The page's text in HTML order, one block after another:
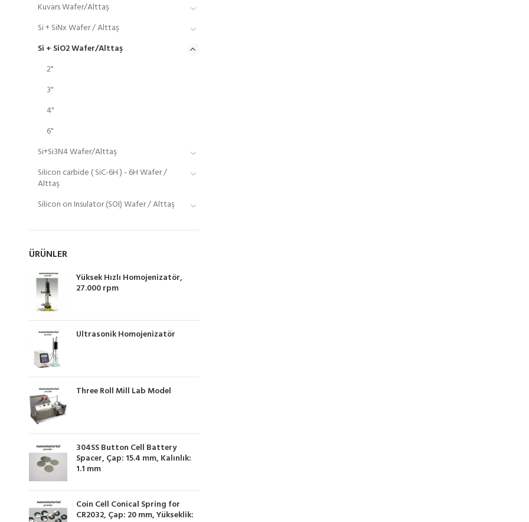
Kuvars Wafer/Alttaş
Si + SiNx Wafer / Alttaş
Si + SiO2 Wafer/Alttaş
2"
3"
4"
6"
Si+Si3N4 Wafer/Alttaş
Silicon carbide ( SiC-6H ) - 6H Wafer /
Alttaş
Silicon on Insulator (SOI) Wafer / Alttaş
ÜRÜNLER
Yüksek Hızlı Homojenizatör,
27.000 rpm
Ultrasonik Homojenizatör
Three Roll Mill Lab Model
304SS Button Cell Battery
Spacer, Çap: 15.4 mm, Kalınlık:
1.1 mm
Coin Cell Conical Spring for
CR2032, Çap: 20 mm, Yükseklik: